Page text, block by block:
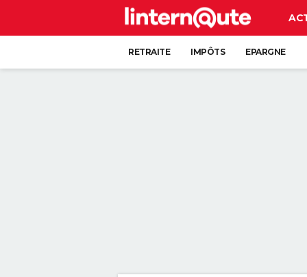
RETRAITE IMPÔTS EPARGNE